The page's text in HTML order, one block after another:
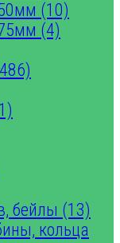
(10)
(4)
бейлы (13)
кольца